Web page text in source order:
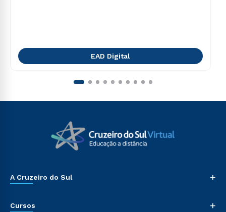
EAD Digital
A Cruzeiro do Sul +
Cursos +